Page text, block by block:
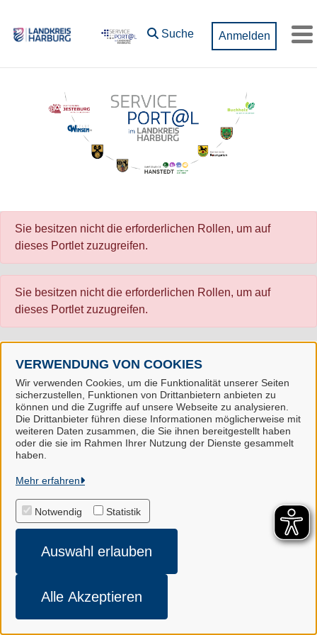
VERWENDUNG VON COOKIES
Wir verwenden Cookies, um die Funktionalität unserer Seiten
sicherzustellen, Funktionen von Drittanbietern anbieten zu
können und die Zugriffe auf unsere Webseite zu analysieren.
Die Drittanbieter führen diese Informationen möglicherweise mit
weiteren Daten zusammen, die Sie ihnen bereitgestellt haben
oder die sie im Rahmen Ihrer Nutzung der Dienste gesammelt
haben.
Mehr erfahren
Notwendig Statistik
Auswahl erlauben
Alle Akzeptieren
Suche Anmelden
Sie besitzen nicht die erforderlichen Rollen, um auf
dieses Portlet zuzugreifen.
Sie besitzen nicht die erforderlichen Rollen, um auf
dieses Portlet zuzugreifen.
Landkreis Harburg
Alle Rechte vorbehalten
Cookie-Einstellungen